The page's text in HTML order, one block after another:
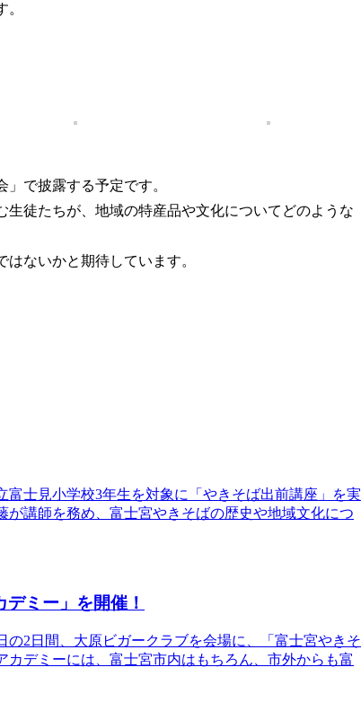
で披露する予定です。
徒たちが、地域の特産品や文化についてどのような
ないかと期待しています。
士見小学校3年生を対象に「やきそば出前講座」を実
講師を務め、富士宮やきそばの歴史や地域文化につ
ミー」を開催！
2日間、大原ビガークラブを会場に、「富士宮やきそ
デミーには、富士宮市内はもちろん、市外からも富